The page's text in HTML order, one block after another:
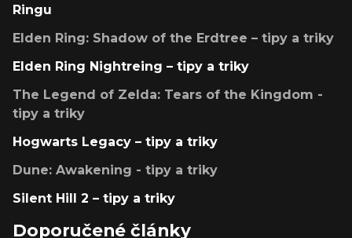
Ringu
Elden Ring: Shadow of the Erdtree – tipy a triky
Elden Ring Nightreing – tipy a triky
The Legend of Zelda: Tears of the Kingdom -
tipy a triky
Hogwarts Legacy – tipy a triky
Dune: Awakening - tipy a triky
Silent Hill 2 – tipy a triky
Doporučené články